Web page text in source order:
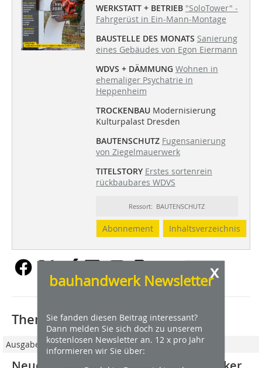
WERKSTATT + BETRIEB "SoloTower" -
Fahrgerüst in Ein-Mann-Montage
BAUSTELLE DES MONATS Sanierung
eines Gebäudes von Egon Eiermann
WDVS + DÄMMUNG Wohnen in
ehemaliger Psychatrie in
Heppenheim
TROCKENBAUModernisierung
Kulturpalast Dresden
BAUTENSCHUTZ Fugensanierung
von Ziegelmauerwerk
TITELSTORY Erstes sortenrein
rückbaubares WDVS
Ressort: BAUTENSCHUTZ
Abonnement Inhaltsverzeichnis
x
bauhandwerk Newsletter
Sie fanden diesen Beitrag interessant?
Dann melden Sie sich doch zu unserem
kostenlosen Newsletter an. 12 x pro Jahr
informieren wir Sie über:
Thematisch passende Artikel:
Ausgabe 04/2018